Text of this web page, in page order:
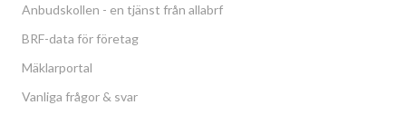
Anbudskollen - en tjänst från allabrf
BRF-data för företag
Mäklarportal
Vanliga frågor & svar